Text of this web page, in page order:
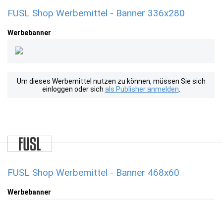
FUSL Shop Werbemittel - Banner 336x280
Werbebanner
Um dieses Werbemittel nutzen zu können, müssen Sie sich
einloggen oder sich als Publisher anmelden
FUSL Shop Werbemittel - Banner 468x60
Werbebanner